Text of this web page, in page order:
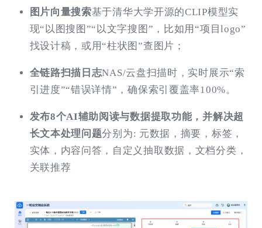
图片向量搜索基于清华大学开源的CLIP模型实
现“以图搜图”“以文字搜图”，比如用“项目logo”
找设计稿，或用“柱状图”查图片；
全链路扫描日志NAS/云盘扫描时，实时展示“索
引进度”“错误详情”，确保索引覆盖率100%。
发布8个AI辅助阅读与数据提取功能，并解决超
长文本处理问题分别为: 元数据，摘要，标签，
实体，内容问答，自定义抽取数据，文档分类，
关联推荐